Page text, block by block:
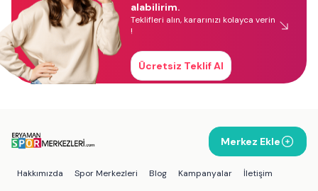
alabilirim.
Teklifleri alın, kararınızı kolayca verin
!
Ücretsiz Teklif Al
Merkez Ekle
Hakkımızda Spor Merkezleri Blog Kampanyalar
İletişim